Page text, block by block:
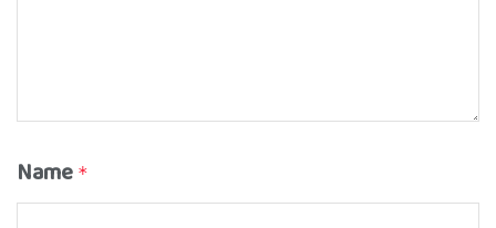
Name *